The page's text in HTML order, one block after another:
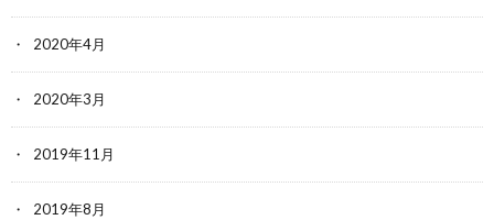
2020年4月
2020年3月
2019年11月
2019年8月